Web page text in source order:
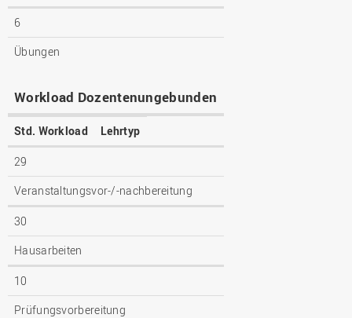
6
Übungen
Workload Dozentenungebunden
Std. Workload Lehrtyp
29
Veranstaltungsvor-/-nachbereitung
30
Hausarbeiten
10
Prüfungsvorbereitung